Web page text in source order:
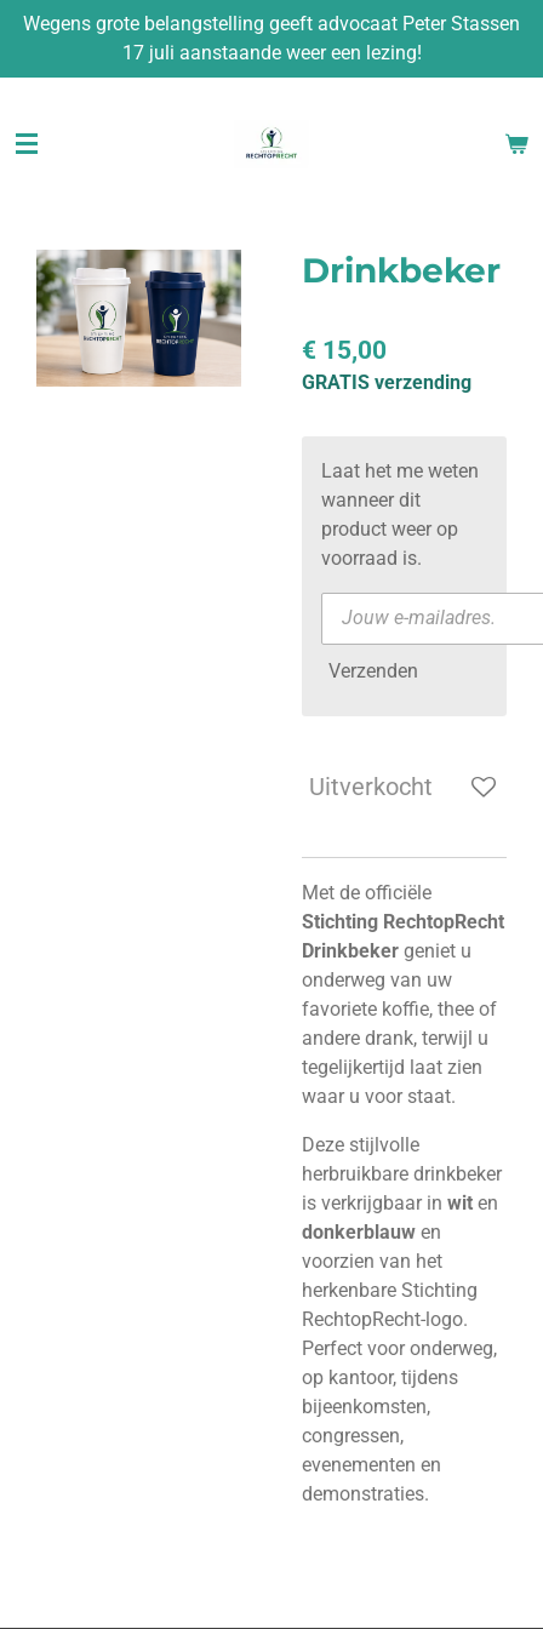
Ga
naar
hoofdinhoud
Wegens grote belangstelling geeft advocaat Peter Stassen
17 juli aanstaande weer een lezing!
Drinkbeker
€ 15,00
GRATIS verzending
Laat het me weten
wanneer dit
product weer op
voorraad is.
Verzenden
Uitverkocht
Met de officiële
Stichting RechtopRecht
Drinkbeker geniet u
onderweg van uw
favoriete koffie, thee of
andere drank, terwijl u
tegelijkertijd laat zien
waar u voor staat.
Deze stijlvolle
herbruikbare drinkbeker
is verkrijgbaar in wit en
donkerblauw en
voorzien van het
herkenbare Stichting
RechtopRecht-logo.
Perfect voor onderweg,
op kantoor, tijdens
bijeenkomsten,
congressen,
evenementen en
demonstraties.